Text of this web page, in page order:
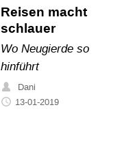
Reisen macht
schlauer
Wo Neugierde so
hinführt
Dani
13-01-2019